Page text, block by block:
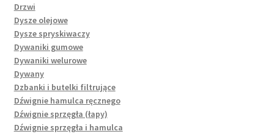
Drzwi
Dysze olejowe
Dysze spryskiwaczy
Dywaniki gumowe
Dywaniki welurowe
Dywany
Dzbanki i butelki filtrujące
Dźwignie hamulca ręcznego
Dźwignie sprzęgła (łapy)
Dźwignie sprzęgła i hamulca